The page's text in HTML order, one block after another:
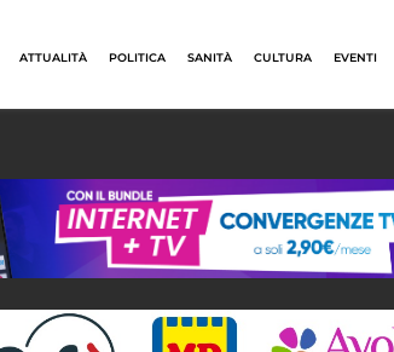
ATTUALITÀ POLITICA SANITÀ CULTURA EVENTI